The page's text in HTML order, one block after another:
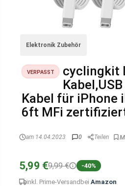
Elektronik Zubehör
VERPASST
cyclingkit
Kabel für iPhone
6ft MFi
am 14.04.2023 0 Teilen
5,99 €9,99 € -40%
inkl. Prime-Versand bei Amazon